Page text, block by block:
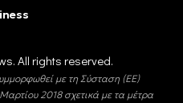
All rights reserved.
με τη Σύσταση (ΕΕ)
2018 σχετικά με τα μέτρα